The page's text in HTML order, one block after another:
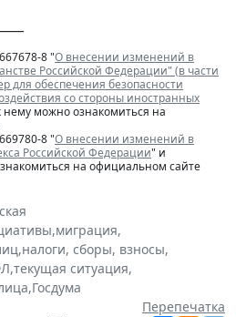
8 "О внесении изменений в
Российской Федерации" (в части
для обеспечения безопасности
со стороны иностранных
можно ознакомиться на
8 "О внесении изменений в
Российской Федерации" и
на официальном сайте
,миграция,
,налоги, сборы, взносы,
,текущая ситуация,
,Госдума
Перепечатка